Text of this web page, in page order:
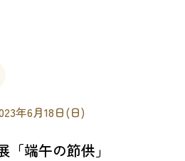
年6月18日(日)
端午の節供」